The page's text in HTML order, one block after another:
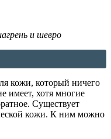
и шевро
кожи, который ничего
имеет, хотя многие
Существует
кожи. К ним можно